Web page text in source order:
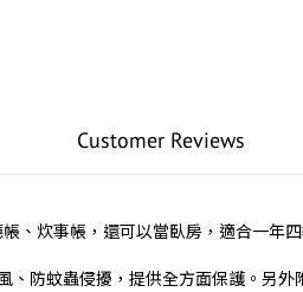
Customer Reviews
、炊事帳，還可以當臥房，適合一
防蚊蟲侵擾，提供全方面保護。另